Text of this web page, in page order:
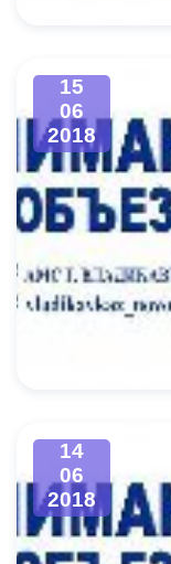
15
06
2018
14
06
2018